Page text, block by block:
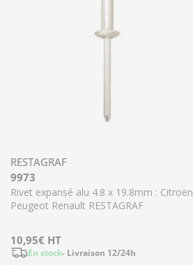
RESTAGRAF
9973
Rivet expansé alu 4.8 x 19.8mm : Citroën
Peugeot Renault RESTAGRAF
Prix
10,95€ HT
En stock- Livraison 12/24h